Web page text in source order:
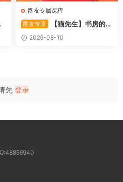
圈友专属课程
圈友专享
【猫先生】书房的猫
先生–如何做好超短线+复盘
(实战技巧买点 战法 7PDF文件
2026-08-10
先 登录